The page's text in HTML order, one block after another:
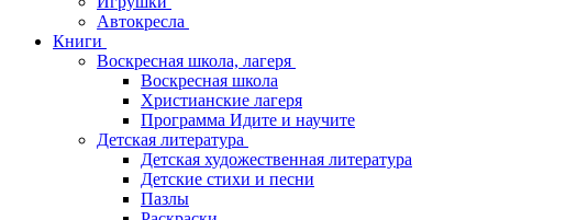
Автокресла
Книги
Воскресная школа, лагеря
Воскресная школа
Христианские лагеря
Программа Идите и научите
Детская литература
Детская художественная литература
Детские стихи и песни
Пазлы